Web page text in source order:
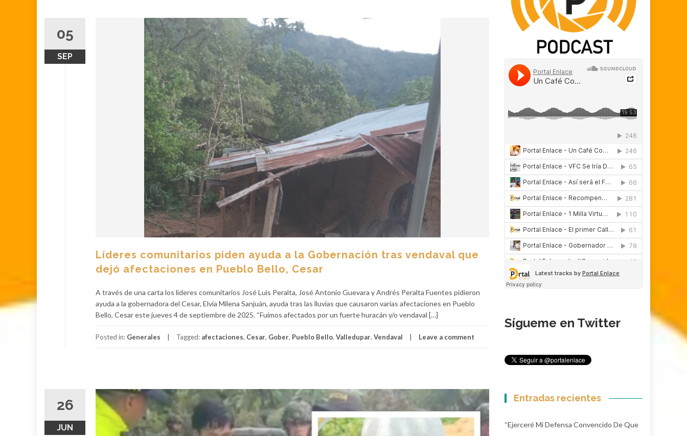
05
SEP
Líderes comunitarios piden ayuda a la Gobernación tras vendaval que
dejó afectaciones en Pueblo Bello, Cesar
A través de una carta los líderes comunitarios José Luis Peralta, José Antonio Guevara y Andrés Peralta Fuentes pidieron
ayuda a la gobernadora del Cesar, Elvia Milena Sanjuán, ayuda tras las lluvias que causaron varias afectaciones en Pueblo
Bello, Cesar este jueves 4 de septiembre de 2025. “Fuimos afectados por un fuerte huracán y/o vendaval […]
Posted in: Generales Tagged: afectaciones, Cesar, Gober, Pueblo Bello, Valledupar, Vendaval Leave a comment
26
JUN
Sígueme en Twitter
Entradas recientes
“Ejerceré Mi Defensa Convencido De Que